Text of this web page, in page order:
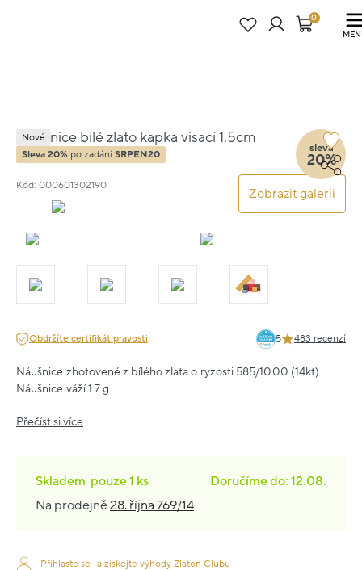
23 dní : 2h : 36m : 06s0
Náušnice bílé zlato kapka visací 1.5cm
1.7g
Kód: 000601302190
Zobrazit galerii
Nové
Sleva 20% po zadání SRPEN20
sleva
20%
Obdržíte certifikát pravosti 5 483 recenzí
Náušnice zhotovené z bílého zlata o ryzosti 585/1000 (14kt).
Náušnice váží 1.7 g.
Přečíst si více
Skladem pouze1 ks
Doručíme do: 12.08.
Na prodejně28. října 769/14
Přihlaste se a získejte výhody Zlaton Clubu